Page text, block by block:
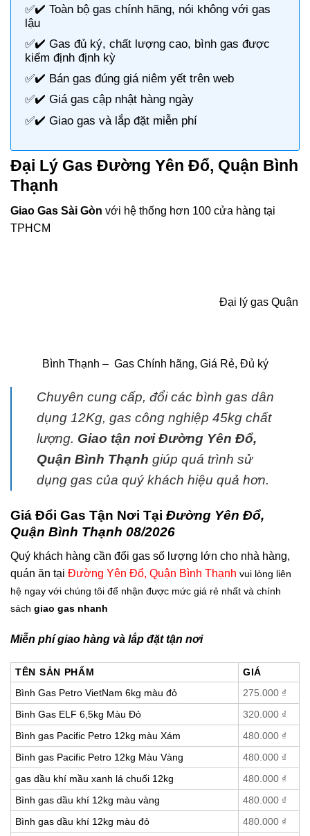
✅✔️ Toàn bộ gas chính hãng, nói không với gas
lậu
✅✔️ Gas đủ ký, chất lượng cao, bình gas được
kiểm định định kỳ
✅✔️ Bán gas đúng giá niêm yết trên web
✅✔️ Giá gas cập nhật hàng ngày
✅✔️ Giao gas và lắp đặt miễn phí
Đại Lý Gas Đường Yên Ðổ, Quận Bình
Thạnh
Giao Gas Sài Gòn với hệ thống hơn 100 cửa hàng tại
TPHCM
Đại lý gas Quận
Bình Thạnh – Gas Chính hãng, Giá Rẻ, Đủ ký
Chuyên cung cấp, đổi các bình gas dân
dụng 12Kg, gas công nghiệp 45kg chất
lượng. Giao tận nơi Đường Yên Ðổ,
Quận Bình Thạnh giúp quá trình sử
dụng gas của quý khách hiệu quả hơn.
Giá Đổi Gas Tận Nơi Tại Đường Yên Ðổ,
Quận Bình Thạnh 08/2026
Quý khách hàng cần đổi gas số lượng lớn cho nhà hàng,
quán ăn tại Đường Yên Ðổ, Quận Bình Thạnh vui lòng liên
hệ ngay với chúng tôi để nhận được mức giá rẻ nhất và chính
sách giao gas nhanh
Miễn phí giao hàng và lắp đặt tận nơi
TÊN SẢN PHẨM
GIÁ
Bình Gas Petro VietNam 6kg màu đỏ
275.000 ₫
Bình Gas ELF 6,5kg Màu Đỏ
320.000 ₫
Bình gas Pacific Petro 12kg màu Xám
480.000 ₫
Bình gas Pacific Petro 12kg Màu Vàng
480.000 ₫
gas dầu khí mầu xanh lá chuối 12kg
480.000 ₫
Bình gas dầu khí 12kg màu vàng
480.000 ₫
Bình gas dầu khí 12kg màu đỏ
480.000 ₫